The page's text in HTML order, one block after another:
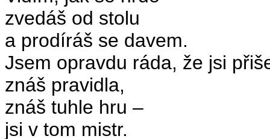
zvedáš od stolu
a prodíráš se davem.
Jsem opravdu ráda, že jsi
znáš pravidla,
znáš tuhle hru –
jsi v tom mistr.